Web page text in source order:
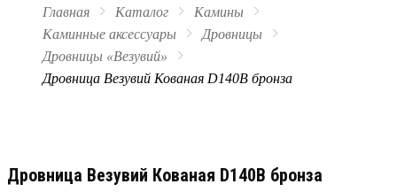
Главная Каталог
Камины
Каминные аксессуары
Дровницы
Дровницы «Везувий»
Дровница Везувий Кованая D140B бронза
Дровница Везувий Кованая D140B бронза